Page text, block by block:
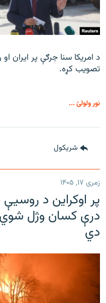
د امریکا سنا جرګې پر ایران
تصویب کړه.
نور ولولئ ...
شريکول
زمری ۱۷, ۱۴۰۵
پر اوکراین د روسیې
درې کسان وژل شوي
دي